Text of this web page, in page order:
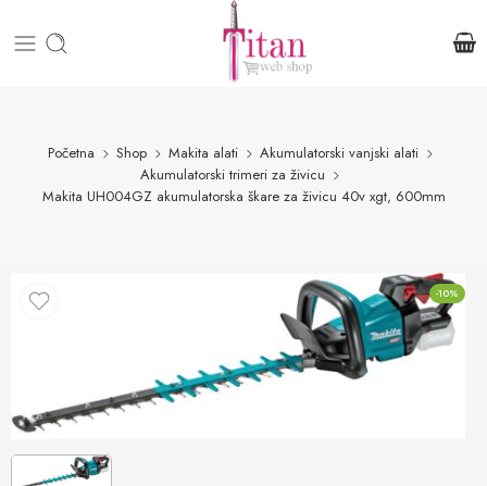
Početna Shop Makita alati
Akumulatorski vanjski alati
Akumulatorski trimeri za živicu
Makita UH004GZ akumulatorska škare za živicu 40v xgt, 600mm
-10%